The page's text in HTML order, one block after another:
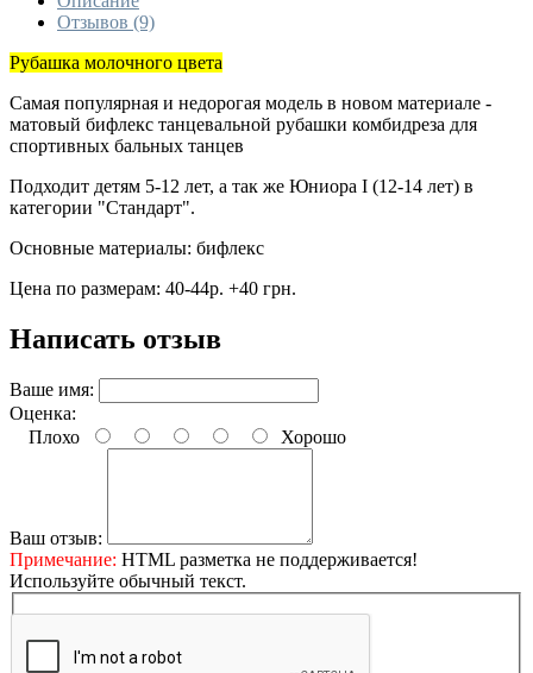
Отзывов (9)
Рубашка молочного цвета
Самая популярная и недорогая модель в новом материале -
матовый бифлекс танцевальной рубашки комбидреза для
спортивных бальных танцев
Подходит детям 5-12 лет, а так же Юниора I (12-14 лет) в
категории "Стандарт".
Основные материалы: бифлекс
Цена по размерам: 40-44р. +40 грн.
Написать отзыв
Ваше имя:
Оценка:
Плохо
Хорошо
Ваш отзыв:
Примечание: HTML разметка не поддерживается!
Используйте обычный текст.